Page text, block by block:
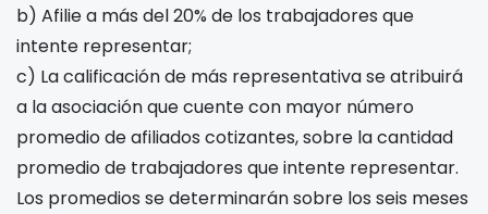
b) Afilie a más del 20% de los trabajadores que
intente representar;
c) La calificación de más representativa se atribuirá
a la asociación que cuente con mayor número
promedio de afiliados cotizantes, sobre la cantidad
promedio de trabajadores que intente representar.
Los promedios se determinarán sobre los seis meses